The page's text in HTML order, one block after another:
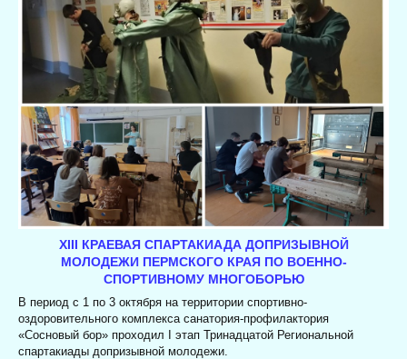
XIII КРАЕВАЯ СПАРТАКИАДА ДОПРИЗЫВНОЙ
МОЛОДЕЖИ ПЕРМСКОГО КРАЯ ПО ВОЕННО-
СПОРТИВНОМУ МНОГОБОРЬЮ
В период с 1 по 3 октября на территории спортивно-
оздоровительного комплекса санатория-профилактория
«Сосновый бор» проходил I этап Тринадцатой Региональной
спартакиады допризывной молодежи.